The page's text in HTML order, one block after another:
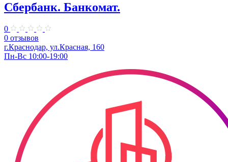
Сбербанк. Банкомат.
0
0 отзывов
г.Краснодар, ул.​Красная, 160
Пн-Вс 10:00-19:00